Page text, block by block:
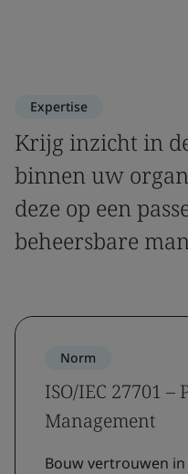
Expertise
Krijg inzicht in
binnen uw
deze op een
beheersbare
Norm
ISO/IEC 27701
Management
Bouw vertrouwen